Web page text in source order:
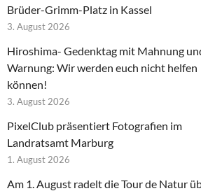
Brüder-Grimm-Platz in Kassel
3. August 2026
Hiroshima- Gedenktag mit Mahnung
Warnung: Wir werden euch nicht helfen
können!
3. August 2026
PixelClub präsentiert Fotografien im
Landratsamt Marburg
1. August 2026
Am 1. August radelt die Tour de Natur